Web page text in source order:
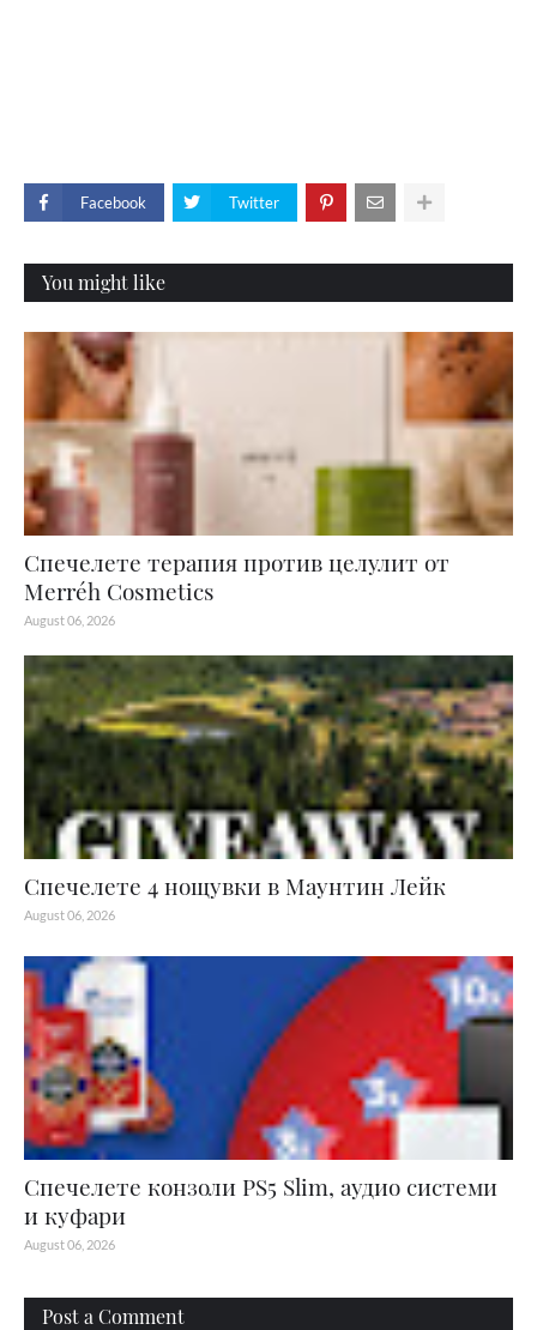
Facebook Twitter
You might like
Спечелете терапия против целулит от
Merréh Cosmetics
August 06, 2026
Спечелете 4 нощувки в Маунтин Лейк
August 06, 2026
Спечелете конзоли PS5 Slim, аудио системи
и куфари
August 06, 2026
Post a Comment